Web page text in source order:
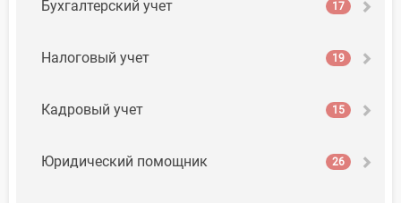
Бухгалтерский учет 17
Налоговый учет 19
Кадровый учет 15
Юридический помощник 26